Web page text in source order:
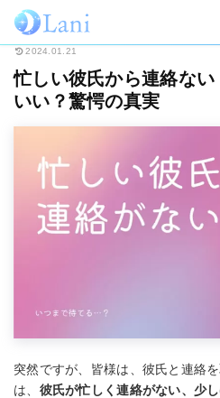
ホーム 恋愛 忙
2024.01.21
忙しい彼氏から連絡な
いい？驚愕の真実
突然ですが、皆様は、彼氏と連絡
は、 彼氏が忙しく連絡がない、少